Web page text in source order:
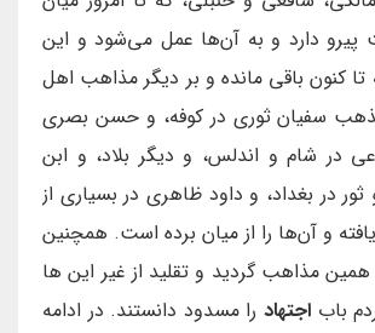
دارد و به آن‌ها عمل مى‌شود و اين
كنون باقى مانده و بر ديگر مذاهب اهل
سفيان ثورى در كوفه، و حسن بصرى
در شام و اندلس، و ديگر بلاد، و ابن
در بغداد، و داود ظاهرى در بسيارى از
يافته و آن‌ها را از ميان برده است. همچنین
مذاهب گردید و تقلید از غیر این ها
باب اجتهاد را مسدود دانستند. در ادامه